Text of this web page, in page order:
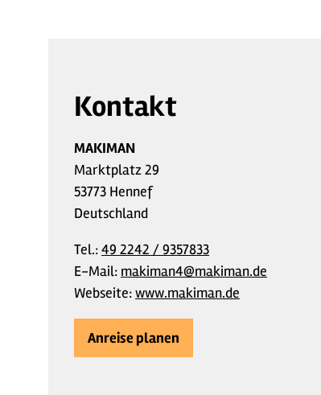
Kontakt
MAKIMAN
Marktplatz 29
53773 Hennef
Deutschland
Tel.:49 2242 / 9357833
E-Mail: makiman4@makiman.de
Webseite:www.makiman.de
Anreise planen